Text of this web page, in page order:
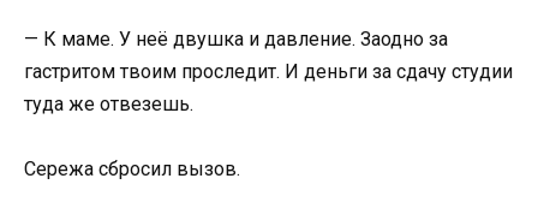
— К маме. У неё двушка и давление. Заодно за
гастритом твоим проследит. И деньги за сдачу студии
туда же отвезешь.
Сережа сбросил вызов.